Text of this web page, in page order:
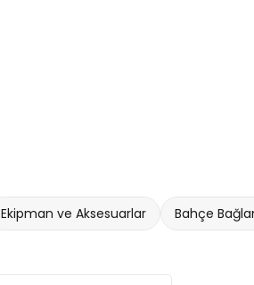
Ekipman ve Aksesuarlar Bahçe